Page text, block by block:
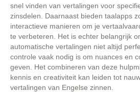
snel vinden van vertalingen voor
zinsdelen. Daarnaast bieden taalapps
interactieve manieren om je
te verbeteren. Het is echter belangrijk
automatische vertalingen niet altijd
controle vaak nodig is om nuances en
geven. Het combineren van deze
kennis en creativiteit kan leiden tot
vertalingen van Engelse zinnen.